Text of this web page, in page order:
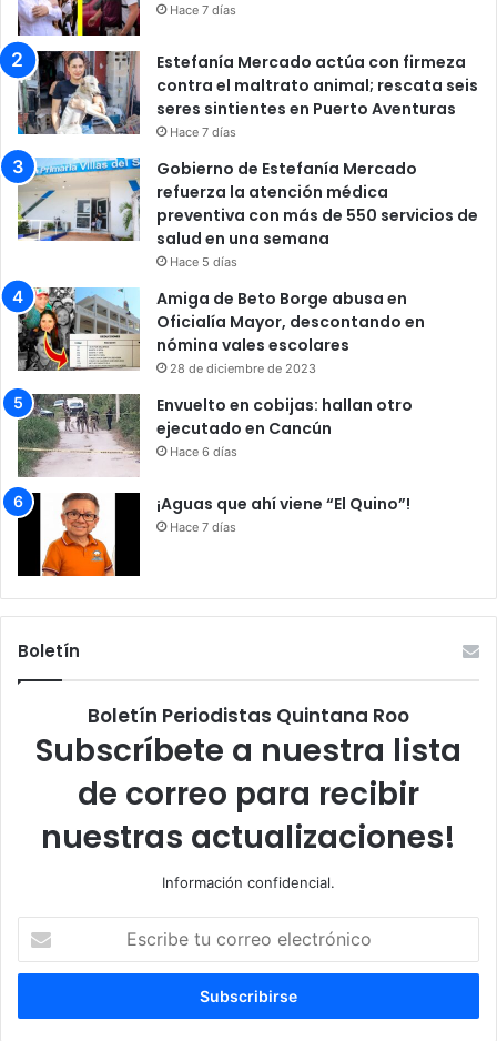
Hace 7 días
Estefanía Mercado actúa con firmeza
contra el maltrato animal; rescata seis
seres sintientes en Puerto Aventuras
Hace 7 días
Gobierno de Estefanía Mercado
refuerza la atención médica
preventiva con más de 550 servicios de
salud en una semana
Hace 5 días
Amiga de Beto Borge abusa en
Oficialía Mayor, descontando en
nómina vales escolares
28 de diciembre de 2023
Envuelto en cobijas: hallan otro
ejecutado en Cancún
Hace 6 días
¡Aguas que ahí viene “El Quino”!
Hace 7 días
Boletín
Boletín Periodistas Quintana Roo
Subscríbete a nuestra lista
de correo para recibir
nuestras actualizaciones!
Información confidencial.
correo